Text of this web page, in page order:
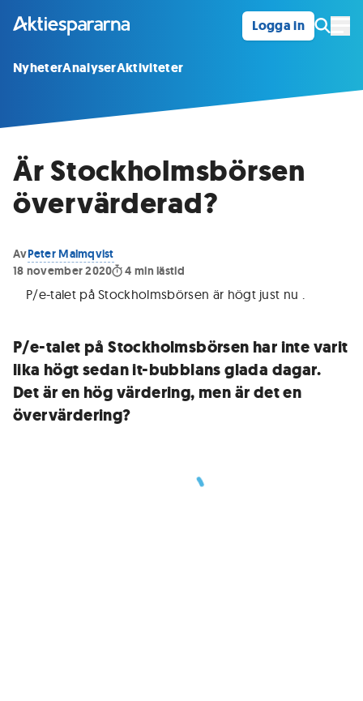
Logga in
NyheterAnalyserAktiviteter
Är Stockholmsbörsen
övervärderad?
AvPeter Malmqvist
18 november 2020
4 min lästid
P/e-talet på Stockholmsbörsen är högt just nu .
P/e-talet på Stockholmsbörsen har inte ­varit
lika högt sedan it-bubblans glada ­dagar.
Det är en hög värdering, men är det en
övervärdering?